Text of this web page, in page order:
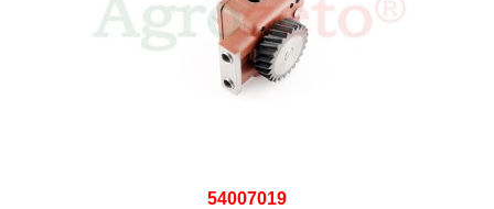
54007019